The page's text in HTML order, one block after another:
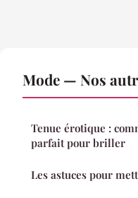
Mode — Nos
Tenue érotique :
parfait pour briller
Les astuces pour